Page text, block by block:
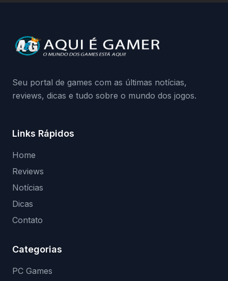
da Playground: negação do preload,
medidas contra acessos não autorizados
Seu portal de games com as últimas notícias,
reviews, dicas e tudo sobre o mundo dos jogos.
Links Rápidos
Home
Reviews
Notícias
Dicas
Contato
Categorias
PC Games